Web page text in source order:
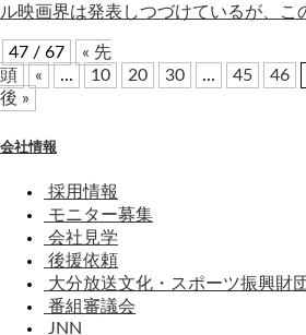
ル映画界は発表しつづけているが、こ
47 / 67
« 先
頭
« ... 10 20 30 ... 45 46
後 »
会社情報
採用情報
モニター募集
会社見学
後援依頼
大分放送文化・スポーツ振興財団
番組審議会
JNN